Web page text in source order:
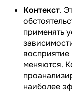
Контекст.
применять
восприятие
меняются.
наиболее